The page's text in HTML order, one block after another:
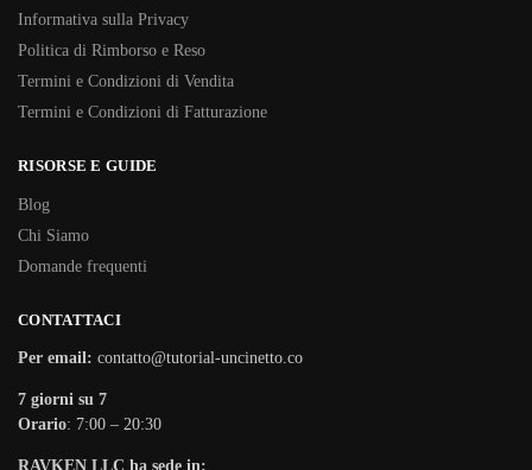
Informativa sulla Privacy
Politica di Rimborso e Reso
Termini e Condizioni di Vendita
Termini e Condizioni di Fatturazione
RISORSE E GUIDE
Blog
Chi Siamo
Domande frequenti
CONTATTACI
Per email: contatto@tutorial-uncinetto.co
7 giorni su 7
Orario: 7:00 – 20:30
RAVKEN LLC ha sede in: